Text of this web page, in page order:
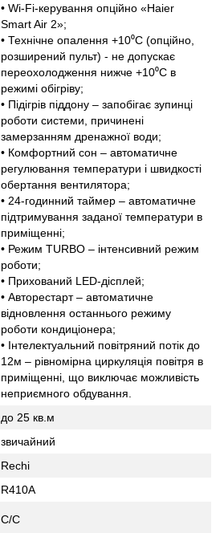
• Wi-Fi-керування опційно «Haier
Smart Air 2»;
• Технічне опалення +10⁰С (опційно,
розширений пульт) - не допускає
переохолодження нижче +10⁰С в
режимі обігріву;
• Підігрів піддону – запобігає зупинці
роботи системи, причинені
замерзанням дренажної води;
• Комфортний сон – автоматичне
регулювання температури і швидкості
обертання вентилятора;
• 24-годинний таймер – автоматичне
підтримування заданої температури в
приміщенні;
• Режим TURBO – інтенсивний режим
роботи;
• Прихований LED-дісплей;
• Авторестарт – автоматичне
відновлення останнього режиму
роботи кондиціонера;
• Інтелектуальний повітряний потік до
12м – рівномірна циркуляція повітря в
приміщенні, що виключає можливість
неприємного обдування.
до 25 кв.м
звичайний
Rechi
R410A
С/С